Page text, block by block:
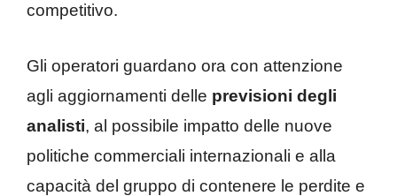
competitivo.
Gli operatori guardano ora con attenzione
agli aggiornamenti delle previsioni degli
analisti, al possibile impatto delle nuove
politiche commerciali internazionali e alla
capacità del gruppo di contenere le perdite e